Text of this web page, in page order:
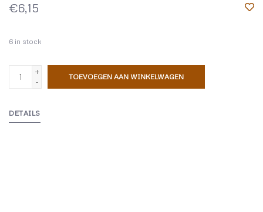
€6,15
6 in stock
+
-
TOEVOEGEN AAN WINKELWAGEN
DETAILS